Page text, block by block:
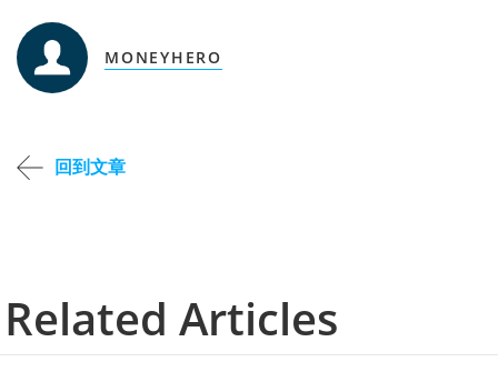
MONEYHERO
回到文章
Related Articles